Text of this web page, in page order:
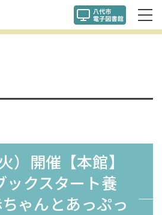
）開催【本館】
ックスタート養
ゃんとあっぷっ